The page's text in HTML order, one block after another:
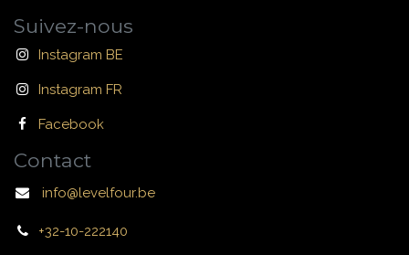
Suivez-nous
Instagram BE
Instagram FR
Facebook
Contact
info@levelfour.be
+32-10-222140